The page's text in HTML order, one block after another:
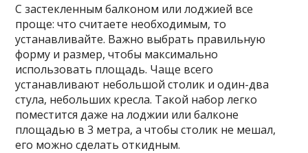
С застекленным балконом или лоджией все
проще: что считаете необходимым, то
устанавливайте. Важно выбрать правильную
форму и размер, чтобы максимально
использовать площадь. Чаще всего
устанавливают небольшой столик и один-два
стула, небольших кресла. Такой набор легко
поместится даже на лоджии или балконе
площадью в 3 метра, а чтобы столик не мешал,
его можно сделать откидным.